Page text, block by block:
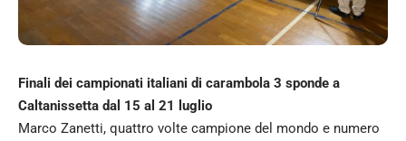
Finali dei campionati italiani di carambola 3 sponde a
Caltanissetta dal 15 al 21 luglio
Marco Zanetti, quattro volte campione del mondo e numero